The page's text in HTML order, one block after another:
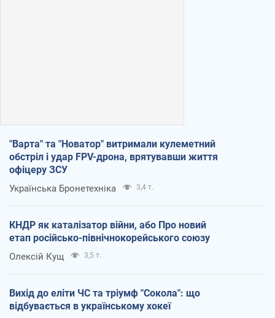
"Варта" та "Новатор" витримали кулеметний
обстріл і удар FPV-дрона, врятувавши життя
офіцеру ЗСУ
Українська Бронетехніка 3,4 т.
КНДР як каталізатор війни, або Про новий
етап російсько-північнокорейського союзу
Олексій Кущ 3,5 т.
Вихід до еліти ЧС та тріумф "Сокола": що
відбувається в українському хокеї